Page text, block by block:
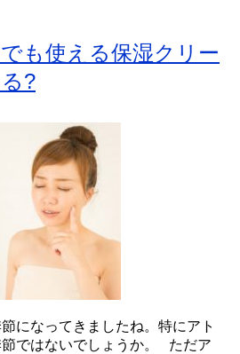
も使える保湿クリー
?
になってきましたね。特にアト
節ではないでしょうか。 ただア